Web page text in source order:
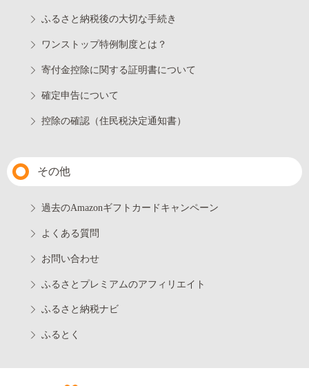
ふるさと納税後の大切な手続き
ワンストップ特例制度とは？
寄付金控除に関する証明書について
確定申告について
控除の確認（住民税決定通知書）
その他
過去のAmazonギフトカードキャンペーン
よくある質問
お問い合わせ
ふるさとプレミアムのアフィリエイト
ふるさと納税ナビ
ふるとく